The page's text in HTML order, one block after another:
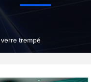
trempé